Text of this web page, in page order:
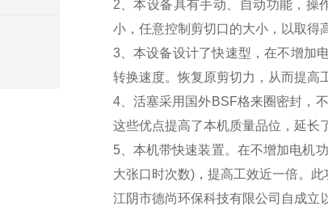
2、本设备具有手动、自动功能，操
小，任意控制剪切口的大小，以取得
3、本设备设计了快速型，在不增加
转换速度。恢复原剪切力，从而提高
4、活塞采用国外BSF格来圈密封，
这些优点提高了本机质量品位，延长
5、本机带快速装置。在不增加电机
大张口时次数)，提高工效近一倍。此
江阴市德尚环保科技有限公司自成立